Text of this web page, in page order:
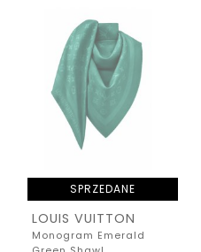
SPRZEDANE
LOUIS VUITTON
Monogram Emerald